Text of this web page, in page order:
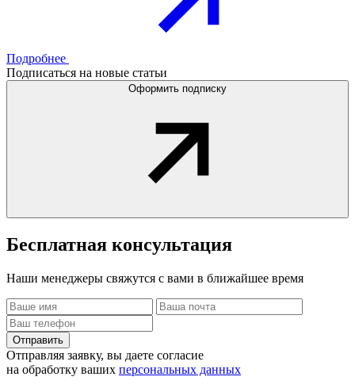
Подробнее
Подписаться на новые статьи
Оформить подписку
Бесплатная консультация
Наши менеджеры свяжутся с вами в ближайшее время
Отправить
Отправляя заявку, вы даете согласие
на обработку ваших персональных данных